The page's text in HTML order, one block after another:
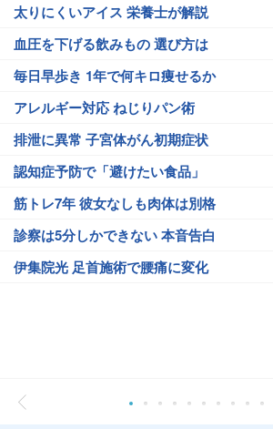
太りにくいアイス 栄養士が解説
血圧を下げる飲みもの 選び方は
毎日早歩き 1年で何キロ痩せるか
アレルギー対応 ねじりパン術
排泄に異常 子宮体がん初期症状
認知症予防で「避けたい食品」
筋トレ7年 彼女なしも肉体は別格
診察は5分しかできない 本音告白
伊集院光 足首施術で腰痛に変化